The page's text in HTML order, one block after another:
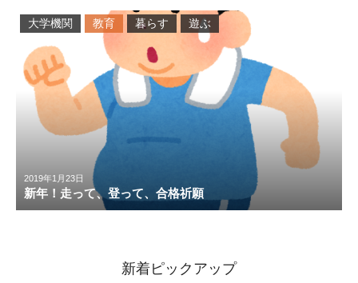
2019年1月23日
新年！走って、登って、合格祈願
大学機関 教育 暮らす 遊ぶ
新着ピックアップ